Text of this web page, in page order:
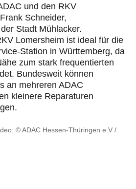
und den RKV
Schneider,
Stadt Mühlacker.
Lomersheim ist ideal für die
Station in Württemberg, da
zum stark frequentierten
Bundesweit können
an mehreren ADAC
kleinere Reparaturen
© ADAC Hessen-Thüringen e.V /